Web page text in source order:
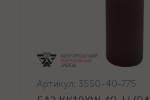
Артикул: 3550-40-775